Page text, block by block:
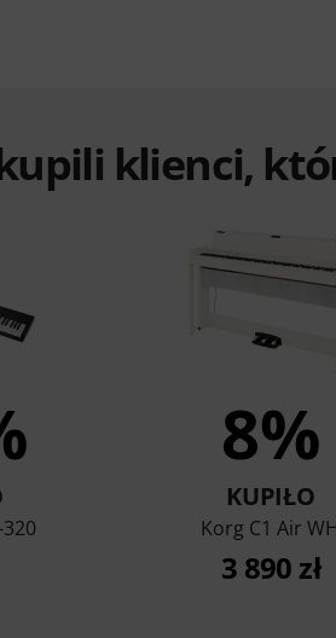
klienci,
8%
KUPIŁO
Korg C1 Air WH
3 890 zł